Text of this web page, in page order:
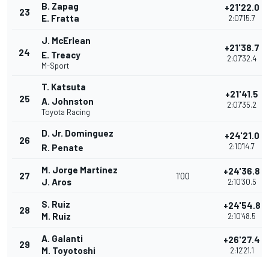
23
B. Zapag
E. Fratta
+21'22.0
2:07'15.7
24
J. McErlean
E. Treacy
M-Sport
+21'38.7
2:07'32.4
25
T. Katsuta
A. Johnston
Toyota Racing
+21'41.5
2:07'35.2
26
D. Jr. Dominguez
R. Penate
+24'21.0
2:10'14.7
27
M. Jorge Martínez
J. Aros
1'00 +24'36.8
2:10'30.5
28
S. Ruiz
M. Ruiz
+24'54.8
2:10'48.5
29
A. Galanti
M. Toyotoshi
+26'27.4
2:12'21.1